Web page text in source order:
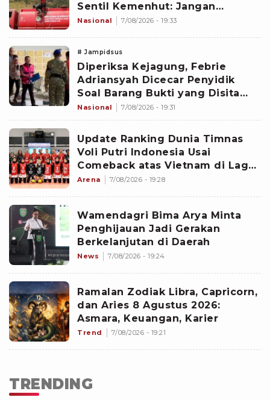
Sentil Kemenhut: Jangan
Nunggu Api Besar
Nasional 7/08/2026 - 19:33
# Jampidsus
Diperiksa Kejagung, Febrie
Adriansyah Dicecar Penyidik
Soal Barang Bukti yang Disita
dari Kortastipidkor Polri dan Tim
9
Nasional 7/08/2026 - 19:31
Update Ranking Dunia Timnas
Voli Putri Indonesia Usai
Comeback atas Vietnam di Laga
Pembuka SEA V Cup 2026 Leg
Arena 7/08/2026 - 19:28
Wamendagri Bima Arya Minta
Penghijauan Jadi Gerakan
Berkelanjutan di Daerah
News 7/08/2026 - 19:24
Ramalan Zodiak Libra, Capricorn,
dan Aries 8 Agustus 2026:
Asmara, Keuangan, Karier
Trend 7/08/2026 - 19:21
TRENDING